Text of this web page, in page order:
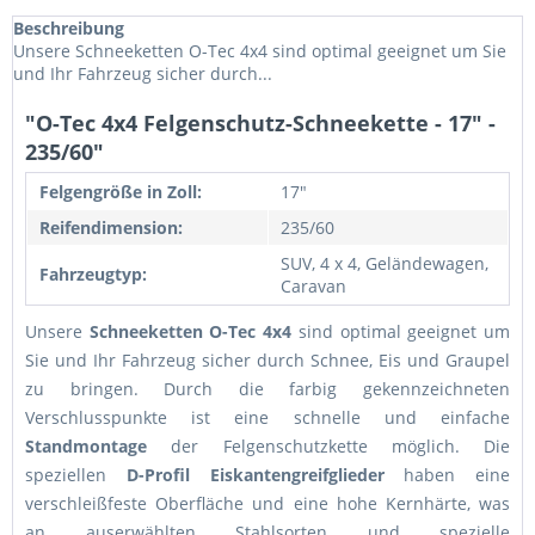
Beschreibung
Unsere Schneeketten O-Tec 4x4 sind optimal geeignet um Sie
und Ihr Fahrzeug sicher durch...
"O-Tec 4x4 Felgenschutz-Schneekette - 17" -
235/60"
Felgengröße in Zoll:
17"
Reifendimension:
235/60
Fahrzeugtyp:
SUV, 4 x 4, Geländewagen,
Caravan
Unsere Schneeketten O-Tec 4x4 sind optimal geeignet um
Sie und Ihr Fahrzeug sicher durch Schnee, Eis und Graupel
zu bringen. Durch die farbig gekennzeichneten
Verschlusspunkte ist eine schnelle und einfache
Standmontage der Felgenschutzkette möglich. Die
speziellen D-Profil Eiskantengreifgliederhaben eine
verschleißfeste Oberfläche und eine hohe Kernhärte, was